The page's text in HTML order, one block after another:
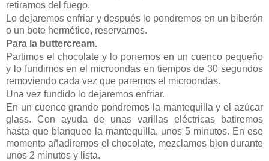
retiramos del fuego.
Lo dejaremos enfriar y después lo pondremos en un biberón
o un bote hermético, reservamos.
Para la buttercream.
Partimos el chocolate y lo ponemos en un cuenco pequeño
y lo fundimos en el microondas en tiempos de 30 segundos
removiendo cada vez que paremos el microondas.
Una vez fundido lo dejaremos enfriar.
En un cuenco grande pondremos la mantequilla y el azúcar
glass. Con ayuda de unas varillas eléctricas batiremos
hasta que blanquee la mantequilla, unos 5 minutos. En ese
momento añadiremos el chocolate, mezclamos bien durante
unos 2 minutos y lista.